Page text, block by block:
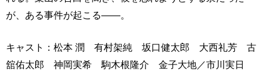
が、ある事件が起こる――。
キャスト：松本 潤 有村架純 坂口健太郎 大西礼芳 古
舘佑太郎 神岡実希 駒木根隆介 金子大地／市川実日